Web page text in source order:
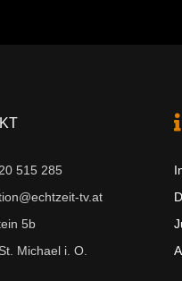
515 285
tv.at
5b
Michael i. O.